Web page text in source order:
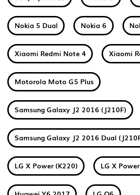
Nokia 5 Dual Nokia 6
Xiaomi Redmi Note 4 Xiaomi
Motorola Moto G5 Plus
Samsung Galaxy J2 2016 (J210F)
Samsung Galaxy J2 2016 Dual
LG X Power (K220) LG X